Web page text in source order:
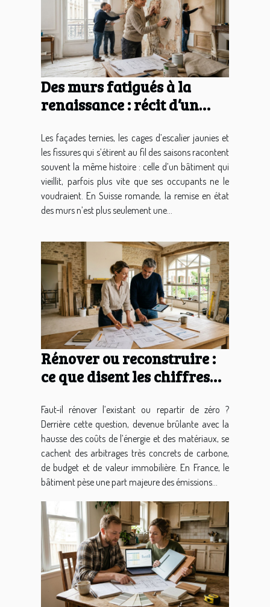
Des murs fatigués à la
renaissance : récit d’un
Les façades ternies, les cages d’escalier jaunies et
les fissures qui s’étirent au fil des saisons racontent
souvent la même histoire : celle d’un bâtiment qui
vieillit, parfois plus vite que ses occupants ne le
voudraient. En Suisse romande, la remise en état
des murs n’est plus seulement une...
Rénover ou reconstruire :
ce que disent les chiffres
investissement
Faut-il rénover l’existant ou repartir de zéro ?
Derrière cette question, devenue brûlante avec la
hausse des coûts de l’énergie et des matériaux, se
cachent des arbitrages très concrets de carbone,
de budget et de valeur immobilière. En France, le
bâtiment pèse une part majeure des émissions...